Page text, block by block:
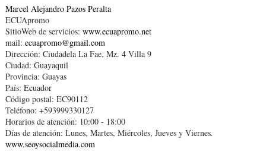
Marcel Alejandro Pazos Peralta
ECUApromo
SitioWeb de servicios: www.ecuapromo.net
mail: ecuapromo@gmail.com
Dirección: Ciudadela La Fae, Mz. 4 Villa 9
Ciudad: Guayaquil
Provincia: Guayas
País: Ecuador
Código postal: EC90112
Teléfono: +593999330127
Horarios de atención: 10:00 - 18:00
Días de atención: Lunes, Martes, Miércoles, Jueves y Viernes.
www.seoysocialmedia.com